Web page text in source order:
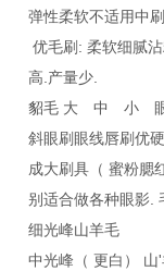
弹性柔软不适用中
优毛刷: 柔软细腻
高.产量少.
貂毛 大 中 小 眼
斜眼刷眼线唇刷优
成大刷具（ 蜜粉腮
别适合做各种眼影.
细光峰山羊毛
中光峰（ 更白）